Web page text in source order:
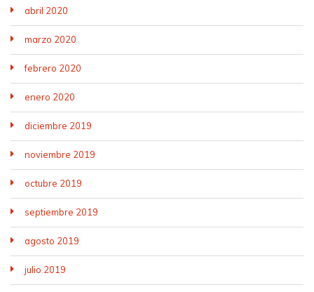
abril 2020
marzo 2020
febrero 2020
enero 2020
diciembre 2019
noviembre 2019
octubre 2019
septiembre 2019
agosto 2019
julio 2019